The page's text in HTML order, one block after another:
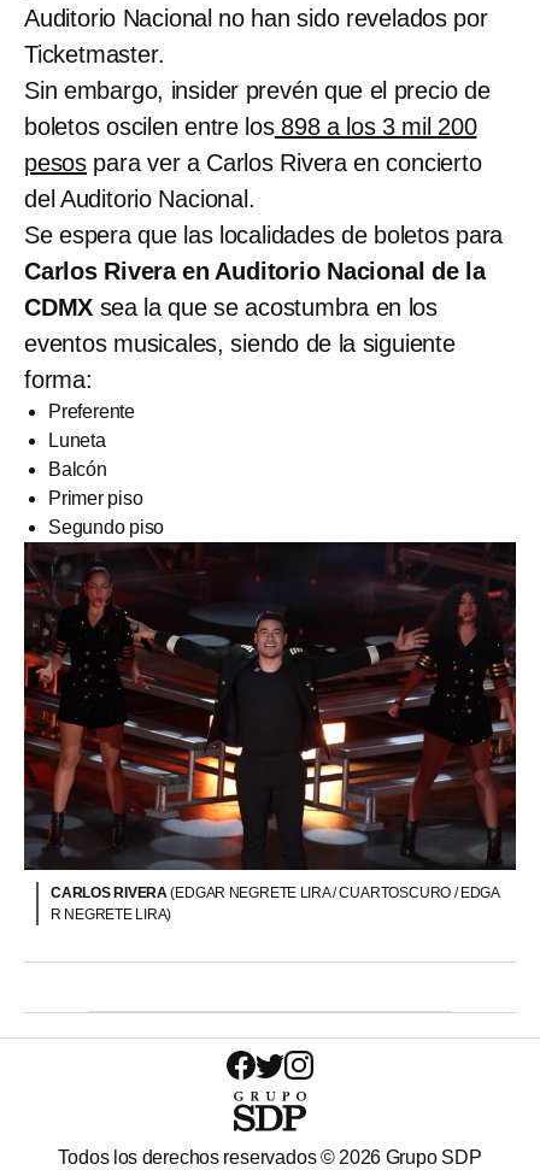
Auditorio Nacional no han sido revelados por
Ticketmaster.
Sin embargo, insider prevén que el precio de
boletos oscilen entre los898 a los 3 mil 200
pesos para ver a Carlos Rivera en concierto
del Auditorio Nacional.
Se espera que las localidades de boletos para
Carlos Rivera en Auditorio Nacional de la
CDMX sea la que se acostumbra en los
eventos musicales, siendo de la siguiente
forma:
Preferente
Luneta
Balcón
Primer piso
Segundo piso
CARLOS RIVERA(EDGAR NEGRETE LIRA / CUARTOSCURO / EDGA
R NEGRETE LIRA)
Todos los derechos reservados © 2026 Grupo SDP